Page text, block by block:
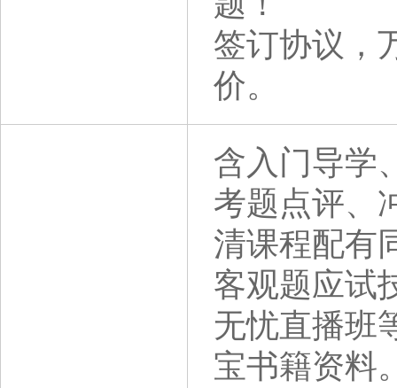
签订协议，
价。
含入门导学
考题点评、
清课程配有
客观题应试
无忧直播班
宝书籍资料